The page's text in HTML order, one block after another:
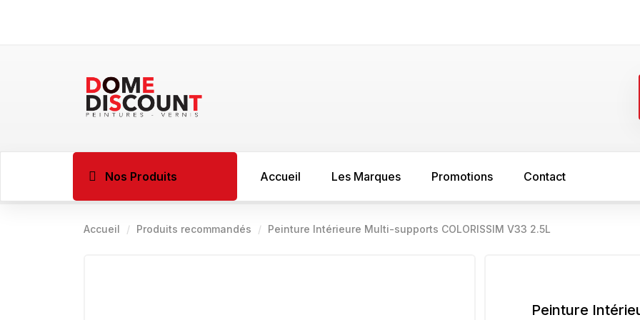
Nos Produits
BOIS FER
Accueil Les Marques Promotions Contact
Accueil Produits recommandés Peinture Intérieure Multi-supports COLORISSIM V33 2.5L
Peinture